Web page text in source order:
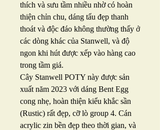
thích và sưu tầm nhiều nhờ có hoàn
thiện chỉn chu, dáng tẩu đẹp thanh
thoát và độc đáo không thường thấy ở
các dòng khác của Stanwell, và độ
ngon khi hút được xếp vào hàng cao
trong tầm giá.
Cây Stanwell POTY này được sản
xuất năm 2023 với dáng Bent Egg
cong nhẹ, hoàn thiện kiểu khắc sần
(Rustic) rất đẹp, cỡ lò group 4. Cán
acrylic zin bền đẹp theo thời gian, và